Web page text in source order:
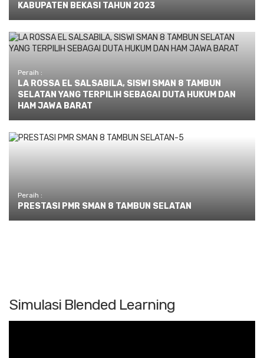
KABUPATEN BEKASI TAHUN 2023
Peraih :
LA ROSSA EL SALSABILA, SISWI SMAN 8 TAMBUN
SELATAN YANG TERPILIH SEBAGAI DUTA HUKUM DAN
HAM JAWA BARAT
Peraih :
PRESTASI PMR SMAN 8 TAMBUN SELATAN
Simulasi Blended Learning